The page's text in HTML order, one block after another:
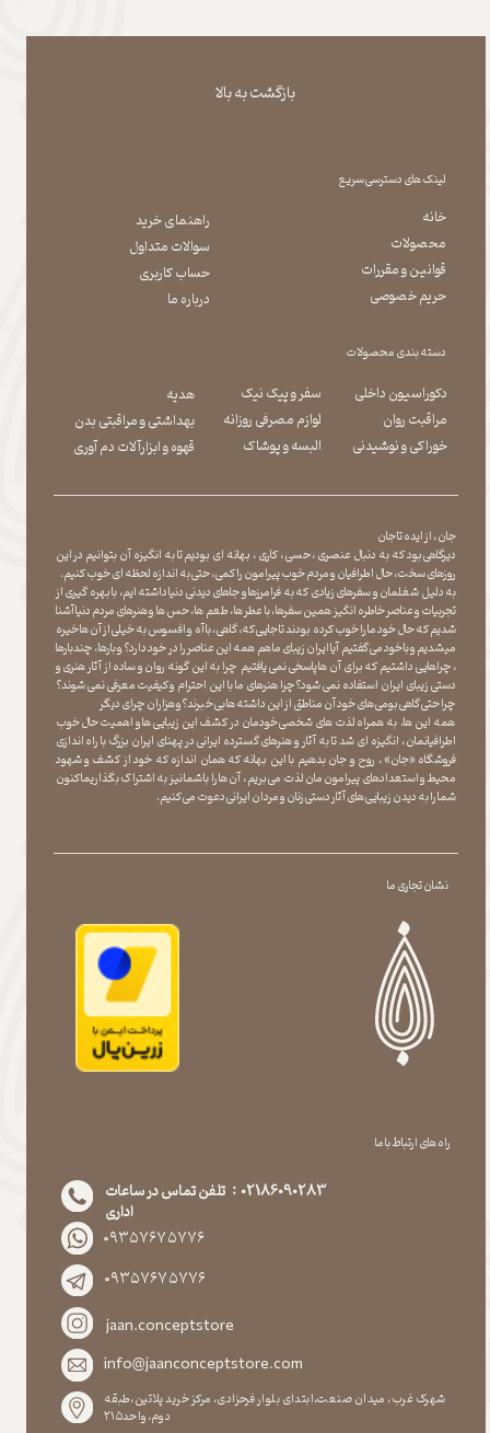
بازگشت به بالا
لینک های دسترسی سریع
دسته بندی محصولات
خانه
محصولات
قوانین و مقررات
حریم خصوصی
راهنمای خرید
سوالات متداول
حساب کاربری
درباره ما
دکوراسیون داخلی
مراقبت روان
​​​​​​​خوراکی و نوشیدنی
سفر و پیک نیک
لوازم مصرفی روزانه
​​​​​​​البسه و پوشاک
هدیه
بهداشتی و مراقبتی بدن
​​​​​​​قهوه و ابزارآلات دم آوری
نشان تجاری ما
جان ، از ایده تا جان
دیرگاهی بود که به دنبال عنصری ، حسی ، کاری ، بهانه ای بودیم تا به انگیزه آن بتوانیم در این
روزهای سخت ، حال اطرافیان و مردم خوب پیرامون را کمی ، حتی به اندازه لحظه ای خوب کنیم.
به دلیل شغلمان و سفرهای زیادی که به فرامرزها و جاهای دیدنی دنیا داشته ایم، با بهره گیری از
تجربیات و عناصر خاطره انگیز همین سفرها ، با عطر ها ، طعم ها ، حس ها و هنرهای مردم دنیا آشنا
شدیم که حال خود ما را خوب کرده بودند تا جایی که، گاهی ، با آه و افسوس به خیلی از آن ها خیره
میشدیم و با خود می گفتیم آیا ایران زیبای ما هم همه این عناصر را در خود دارد؟ و بارها ، چندبارها
، چراهایی داشتیم که برای آن ها پاسخی نمی یافتیم چرا به این گونه روان و ساده از آثار هنری و
دستی زیبای ایران استفاده نمی شود؟چرا هنرهای ما با این احترام و کیفیت معرفی نمی شوند؟
چرا حتی گاهی بومی های خود آن مناطق از این داشته ها بی خبرند؟و هزاران چرای دیگر
​​​​​​​ همه این ها، به همراه لذت های شخصی خودمان در کشف این زیبایی ها و اهمیت حال خوب
اطرافیانمان ، انگیزه ای شد تا به آثار و هنرهای گسترده ایرانی در پهنای ایران بزرگ با راه اندازی
فروشگاه «جان» ، روح و جان بدهیم با این بهانه که همان اندازه که خود از کشف و شهود
محیط و استعدادهای پیرامون مان لذت می بریم ، آن ها را با شما نیز به اشتراک بگذاریماکنون
شما را به دیدن زیبایی های آثار دستی زنان و مردان ایرانی دعوت می کنیم.
راه های ارتباط با ما
02186090283 : تلفن تماس در ساعات
اداری
۰۹۳۵۷۶۷۵۷۷۶
۰۹۳۵۷۶۷۵۷۷۶
jaan.conceptstore
info@jaanconceptstore.com
شهرک غرب، میدان صنعت،ابتدای بلوار فرحزادی، مرکز خرید پلاتین،طبقه
دوم،واحد۲۱۵